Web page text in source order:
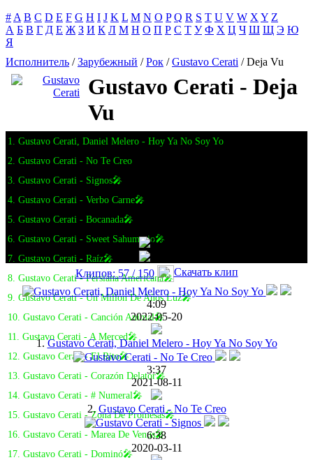
# A B C D E F G H I J K L M N O P Q R S T U V W X Y Z
А Б В Г Д Е Ж З И К Л М Н О П Р С Т У Ф Х Ц Ч Ш Щ Э Ю
Я
Исполнитель /Зарубежный /Рок /Gustavo Cerati / Deja Vu
Gustavo Cerati - Deja
Vu
1. Gustavo Cerati, Daniel Melero - Hoy Ya No Soy Yo
2. Gustavo Cerati - No Te Creo
3. Gustavo Cerati - Signos🎤
4. Gustavo Cerati - Verbo Carne🎤
5. Gustavo Cerati - Bocanada🎤
6. Gustavo Cerati - Sweet Sahumerio🎤
7. Gustavo Cerati - Raíz🎤
8. Gustavo Cerati - Persiana Americana🎤
9. Gustavo Cerati - Un Millón De Años Luz🎤
10. Gustavo Cerati - Canción Animal🎤
11. Gustavo Cerati - A Merced🎤
12. Gustavo Cerati - El Rito🎤
13. Gustavo Cerati - Corazón Delator🎤
14. Gustavo Cerati - # Numeral🎤
15. Gustavo Cerati - Zona De Promesas🎤
16. Gustavo Cerati - Marea De Venus🎤
17. Gustavo Cerati - Dominó🎤
Клипов: 57 / 150 Скачать клип
4:09
2022-05-20
1.Gustavo Cerati, Daniel Melero - Hoy Ya No Soy Yo
3:37
2021-08-11
2.Gustavo Cerati - No Te Creo
6:38
2020-03-11